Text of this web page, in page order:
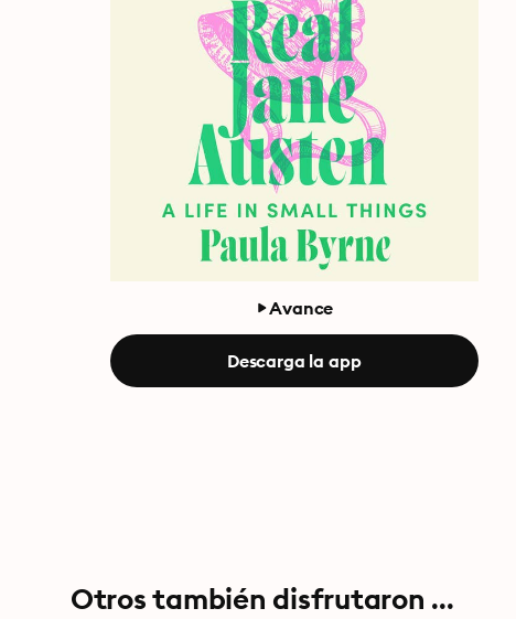
Avance
Descarga la app
Otros también disfrutaron ...